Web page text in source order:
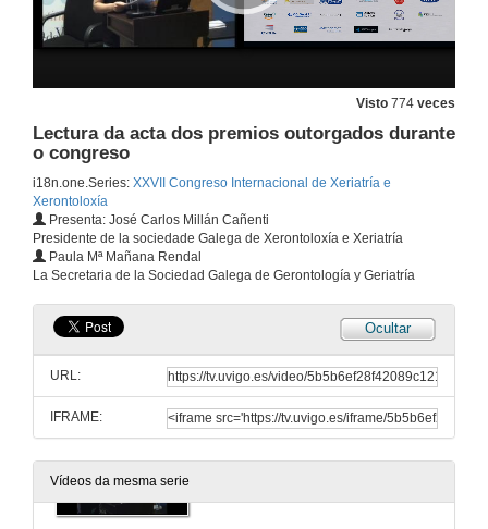
Visto 774 veces
Lectura da acta dos premios outorgados durante
o congreso
i18n.one.Series: XXVII Congreso Internacional de Xeriatría e
Xerontoloxía
Presenta: José Carlos Millán Cañenti
Presidente de la sociedade Galega de Xerontoloxía e Xeriatría
Paula Mª Mañana Rendal
La Secretaria de la Sociedad Galega de Gerontología y Geriatría
Ocultar
URL:
IFRAME:
Vídeos da mesma serie
27 de xuño de 2015